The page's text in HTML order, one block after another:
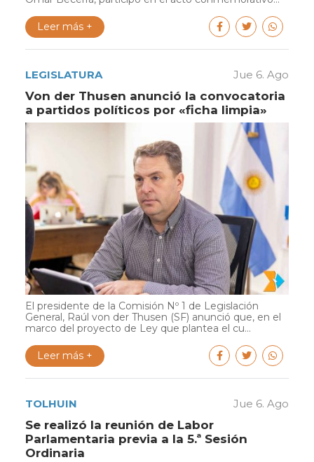
Leer más +
LEGISLATURA Jue 6. Ago
Von der Thusen anunció la convocatoria
a partidos políticos por «ficha limpia»
El presidente de la Comisión Nº 1 de Legislación
General, Raúl von der Thusen (SF) anunció que, en el
marco del proyecto de Ley que plantea el cu...
Leer más +
TOLHUIN Jue 6. Ago
Se realizó la reunión de Labor
Parlamentaria previa a la 5.ª Sesión
Ordinaria